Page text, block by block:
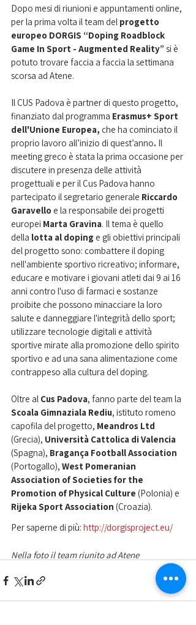
Dopo mesi di riunioni e appuntamenti online,
per la prima volta il team del progetto
europeo DORGIS “Doping Roadblock
Game In Sport - Augmented Reality” si è
potuto trovare faccia a faccia la settimana
scorsa ad Atene.
Il CUS Padova è partner di questo progetto,
finanziato dal programma Erasmus+ Sport
dell'Unione Europea, che ha cominciato il
proprio lavoro all’inizio di quest’anno. Il
meeting greco è stata la prima occasione per
discutere in presenza delle attività
progettuali e per il Cus Padova hanno
partecipato il segretario generale Riccardo
Garavello e la responsabile dei progetti
europei Marta Gravina. Il tema è quello
della lotta al doping e gli obiettivi principali
del progetto sono: combattere il doping
nell'ambiente sportivo ricreativo; informare,
educare e motivare i giovani atleti dai 9 ai 16
anni contro l'uso di farmaci e sostanze
proibite che possono minacciare la loro
salute e danneggiare l'integrità dello sport;
utilizzare tecnologie digitali e attività
sportive mirate alla promozione dello spirito
sportivo e ad una sana alimentazione come
contrappeso alla cultura del doping.
Oltre al Cus Padova, fanno parte del team la
Scoala Gimnaziala Rediu, istituto romeno
capofila del progetto, Meandros Ltd
(Grecia), Università Cattolica di Valencia
(Spagna), Bragança Football Association
(Portogallo), West Pomeranian
Association of Societies for the
Promotion of Physical Culture (Polonia) e
Rijeka Sport Association (Croazia).
Per saperne di più: http://dorgisproject.eu/
Nella foto il team riunito ad Atene